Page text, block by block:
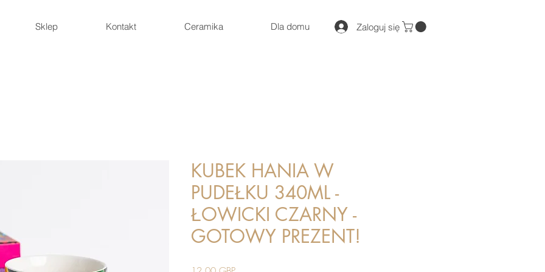
Sklep Kontakt Ceramika Dla domu Zaloguj się
KUBEK HANIA W
PUDEŁKU 340ML -
ŁOWICKI CZARNY -
GOTOWY PREZENT!